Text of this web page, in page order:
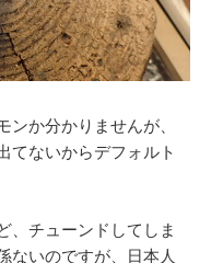
か分かりませんが、
てないからデフォルト
、チューンドしてしま
ないのですが、日本人